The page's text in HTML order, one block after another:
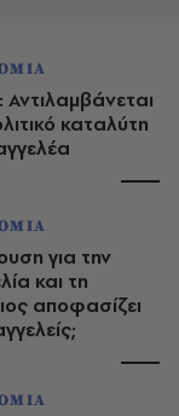
Αντιλαμβάνεται
καταλύτη
για την
και τη
αποφασίζει